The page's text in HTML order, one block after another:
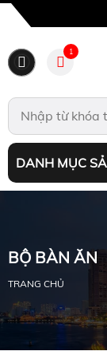
1
DANH MỤC
BỘ BÀN ĂN
TRANG CHỦ